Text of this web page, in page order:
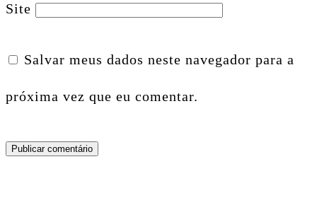
Site
Salvar meus dados neste navegador para a
próxima vez que eu comentar.